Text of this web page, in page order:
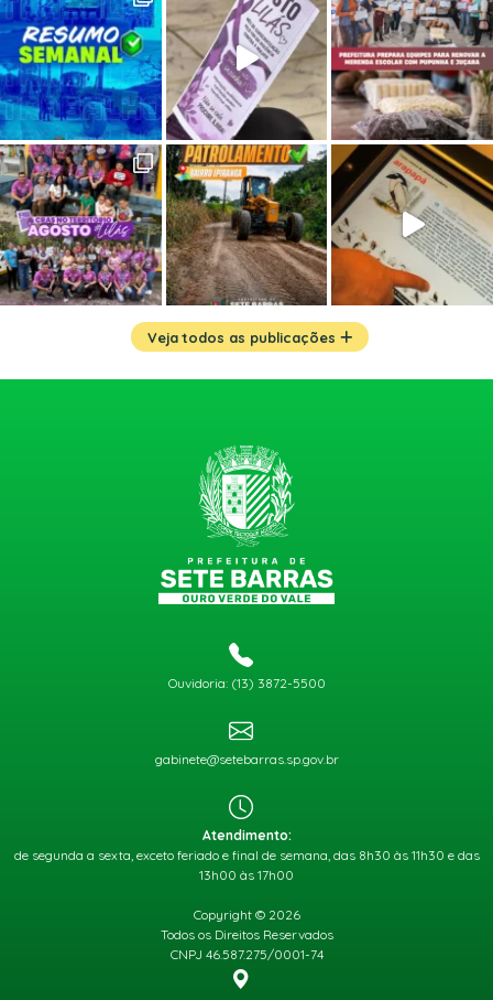
Veja todos as publicações
Ouvidoria: (13) 3872-5500
gabinete@setebarras.sp.gov.br
Atendimento:
de segunda a sexta, exceto feriado e final de semana, das 8h30 às 11h30 e das
13h00 às 17h00
Copyright © 2026
Todos os Direitos Reservados
CNPJ 46.587.275/0001-74